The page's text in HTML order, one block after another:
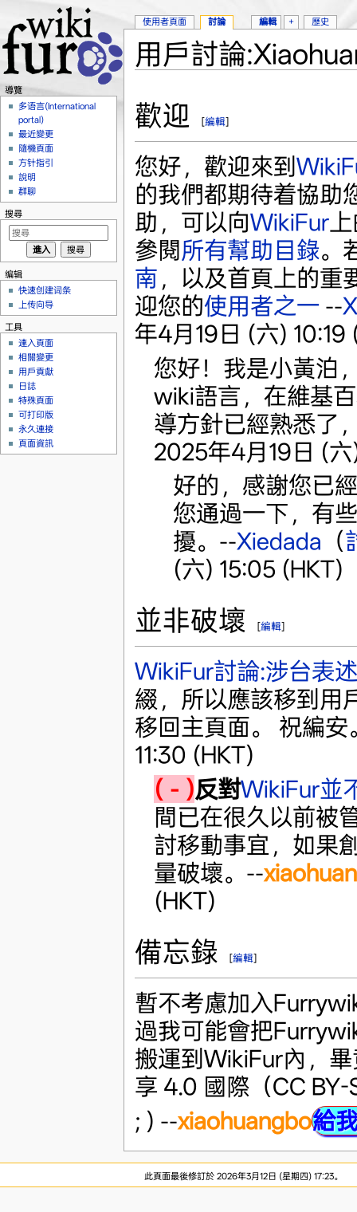
用戶討論
歡迎 [編輯]
您好，歡迎來到
的我們都期待着協助
助，可以向WikiFur
參閱所有幫助目錄。
南 ，以及首頁上的重
迎您的使用者之一--
年4月19日 (六) 10:19
您好！我是小黃泊
wiki語言，在維基
導方針已經熟悉了
2025年4月19日 (
好的，感謝您已
您通過一下，有
擾。--Xiedada （
(六) 15:05 (HKT)
並非破壞 [編輯]
WikiFur討論:涉台表
綴，所以應該移到用
移回主頁面。 祝編
11:30 (HKT)
(－)反對WikiFur並
間已在很久以前被
討移動事宜，如果
量破壞。--
(HKT)
備忘錄 [編輯]
暫不考慮加入
過我可能會把
搬運到WikiFur內，
享 4.0 國際（CC
; ) --xiaohuangbo給
使用者頁面 討論 編輯 + 歷史
導覽
多语言(International
portal)
最近變更
隨機頁面
方针指引
說明
群聊
搜尋
编辑
快速创建词条
上传向导
工具
連入頁面
相關變更
用戶貢獻
日誌
特殊頁面
可打印版
永久連接
頁面資訊
此頁面最後修訂於 2026年3月12日 (星期四) 17:23。